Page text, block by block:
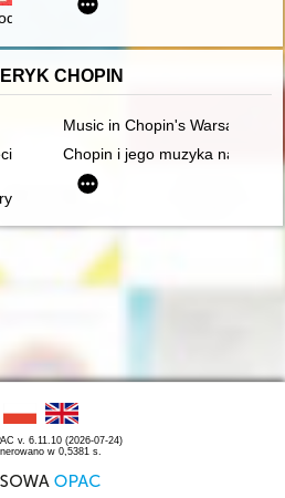
i poświęcenie Katedry
CHOPIN
Music in Chopin's Warsaw
- w darze Chopinowi. Księga
Chopin i jego muzyka na
Chopina [1810-1849]
v. 6.11.10 (2026-07-24)
w 0,5381 s.